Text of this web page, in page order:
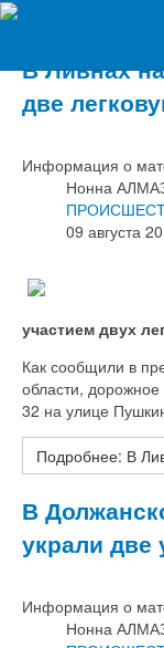
В Ливнах
две
Информация о
Нонна
09 августа
участием двух
Как сообщили в
области,
32 на улице
Подробнее: В
В
украли две
Информация о
Нонна